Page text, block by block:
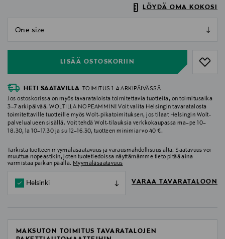
LÖYDÄ OMA KOKOSI
LISÄÄ OSTOSKORIIN
null
HETI SAATAVILLA
TOIMITUS 1-4 ARKIPÄIVÄSSÄ
Jos ostoskorissa on myös tavarataloista toimitettavia tuotteita, on toimitusaika
3–7 arkipäivää. WOLTILLA NOPEAMMIN! Voit valita Helsingin tavaratalosta
toimitettaville tuotteille myös Wolt-pikatoimituksen, jos tilaat Helsingin Wolt-
palvelualueen sisällä. Voit tehdä Wolt-tilauksia verkkokaupassa ma–pe 10–
18.30, la 10–17.30 ja su 12–16.30, tuotteen minimiarvo 40 €.
Tarkista tuotteen myymäläsaatavuus ja varausmahdollisuus alta. Saatavuus voi
muuttua nopeastikin, joten tuotetiedoissa näyttämämme tieto pitää aina
varmistaa paikan päällä. Myymäläsaatavuus
Helsinki VARAA TAVARATALOON
MAKSUTON TOIMITUS TAVARATALOJEN